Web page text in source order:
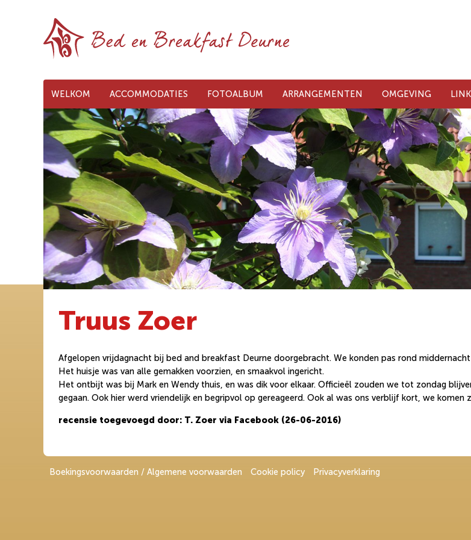
WELKOM ACCOMMODATIES FOTOALBUM ARRANGEMENTEN OMGEVING
Truus Zoer
Afgelopen vrijdagnacht bij bed and breakfast Deurne doorgebracht. We konden pas rond
Het huisje was van alle gemakken voorzien, en smaakvol ingericht.
Het ontbijt was bij Mark en Wendy thuis, en was dik voor elkaar. Officieël zouden we tot zondag
gegaan. Ook hier werd vriendelijk en begripvol op gereageerd. Ook al was ons verblijf kort, we komen
recensie toegevoegd door: T. Zoer via Facebook (26-06-2016)
Boekingsvoorwaarden / Algemene voorwaarden Cookie policy Privacyverklaring